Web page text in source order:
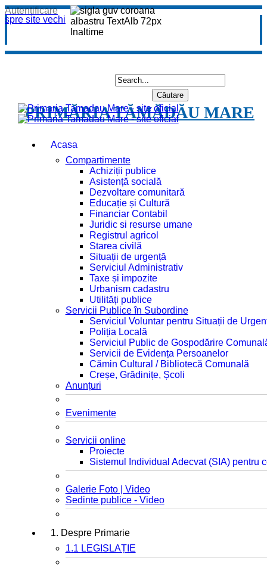
spre site vechi
Autentificare
PRIMĂRIA TĂMĂDĂU MARE
Acasa
Compartimente
Achiziții publice
Asistență socială
Dezvoltare comunitară
Educație și Cultură
Financiar Contabil
Juridic si resurse umane
Registrul agricol
Starea civilă
Situații de urgență
Serviciul Administrativ
Taxe și impozite
Urbanism cadastru
Utilități publice
Servicii Publice în Subordine
Serviciul Voluntar pentru Situații de
Poliția Locală
Serviciul Public de Gospodărire
Servicii de Evidența Persoanelor
Cămin Cultural / Bibliotecă Comunală
Creșe, Grădinițe, Școli
Anunțuri
Evenimente
Servicii online
Proiecte
Sistemul Individual Adecvat (SIA) pentru
Galerie Foto | Video
Sedinte publice - Video
1. Despre Primarie
1.1 LEGISLAȚIE